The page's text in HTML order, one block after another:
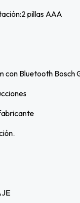
pillas AAA
con Bluetooth Bosch